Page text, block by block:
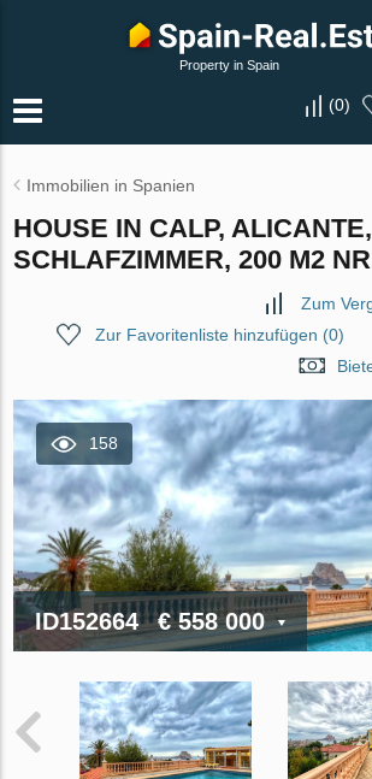
Property in Spain
(0)
Immobilien in Spanien
HOUSE IN CALP,
SCHLAFZIMMER, 200 M2
Zum
Zur Favoritenliste hinzufügen (0)
158
ID152664 € 558 000